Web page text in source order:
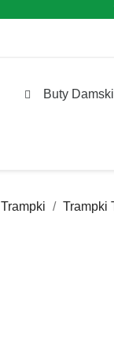
Buty
Trampki Trampki